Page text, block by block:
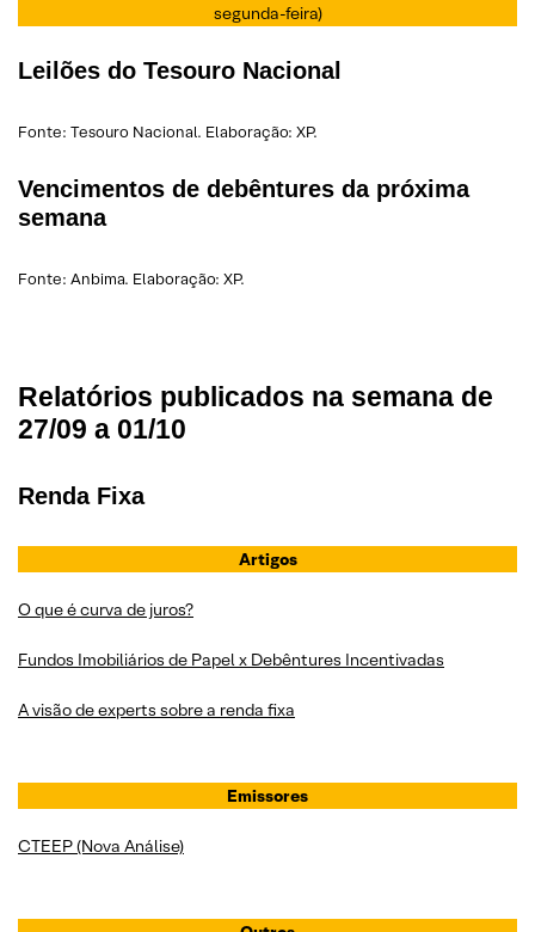
segunda-feira)
Leilões do Tesouro Nacional
Fonte: Tesouro Nacional. Elaboração: XP.
Vencimentos de debêntures da próxima
semana
Fonte: Anbima. Elaboração: XP.
Relatórios publicados na semana de
27/09 a 01/10
Renda Fixa
Artigos
O que é curva de juros?
Fundos Imobiliários de Papel x Debêntures Incentivadas
A visão de experts sobre a renda fixa
Emissores
CTEEP (Nova Análise)